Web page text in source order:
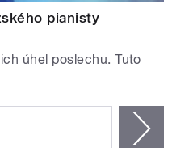
pianisty
úhel poslechu. Tuto